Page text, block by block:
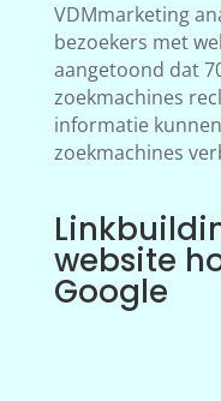
VDMmarketing
bezoekers met
aangetoond dat
zoekmachines
informatie
zoekmachines
website
Google